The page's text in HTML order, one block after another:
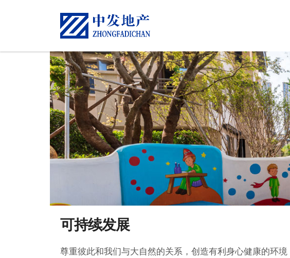
可持续发展
尊重彼此和我们与大自然的关系，创造有利身心健康的环境